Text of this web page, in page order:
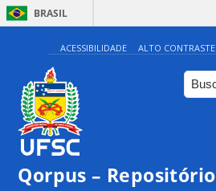
BRASIL
ACESSIBILIDADE ALTO CONTRASTE
Qorpus – Repositório